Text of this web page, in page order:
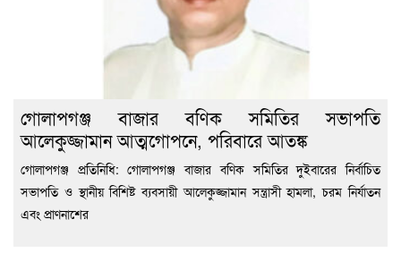
গোলাপগঞ্জ বাজার বণিক সমিতির সভাপতি
আলেকুজ্জামান আত্মগোপনে, পরিবারে আতঙ্ক
গোলাপগঞ্জ প্রতিনিধি: গোলাপগঞ্জ বাজার বণিক সমিতির দুইবারের নির্বাচিত
সভাপতি ও স্থানীয় বিশিষ্ট ব্যবসায়ী আলেকুজ্জামান সন্ত্রাসী হামলা, চরম নির্যাতন
এবং প্রাণনাশের